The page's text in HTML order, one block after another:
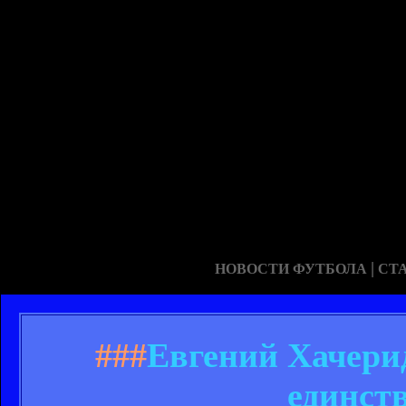
НОВОСТИ ФУТБОЛА |
###Евгений